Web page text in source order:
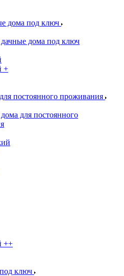
дома под ключ
дома под ключ
+
постоянного проживания
для постоянного
++
ключ